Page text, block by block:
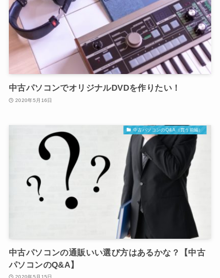
中古パソコンでオリジナルDVDを作りたい！
2020年5月16日
中古パソコンのQ&A（買う前編）
中古パソコンの通販いい選び方はあるかな？【中古
パソコンのQ&A】